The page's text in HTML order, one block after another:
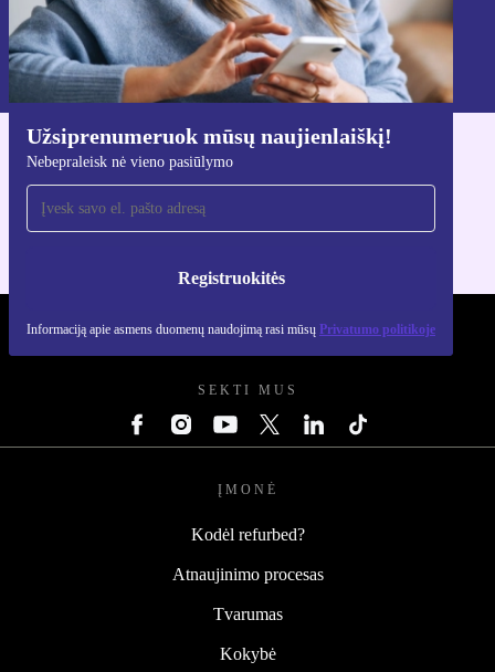
Užsiprenumeruok mūsų naujienlaiškį!
Nebepraleisk nė vieno pasiūlymo
Registruokitės
Informaciją apie asmens duomenų naudojimą rasi mūsų Privatumo politikoje
Registruokitės
Informaciją apie asmens duomenų naudojimą rasi mūsų
Privatumo politikoje
Atsisiųsti refurbed programėlę
Skirta iOS ir Android
REFURBED LIETUVA - RETHINK NEW.
SEKTI MUS
ĮMONĖ
Kodėl refurbed?
Atnaujinimo procesas
Tvarumas
Kokybė